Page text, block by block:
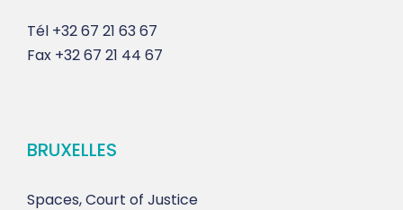
Tél +32 67 21 63 67
Fax +32 67 21 44 67
BRUXELLES
Spaces, Court of Justice